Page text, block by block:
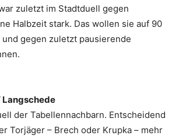
zuletzt im Stadtduell gegen
Halbzeit stark. Das wollen sie auf 90
gegen zuletzt pausierende
Langschede
der Tabellennachbarn. Entscheidend
Torjäger – Brech oder Krupka – mehr